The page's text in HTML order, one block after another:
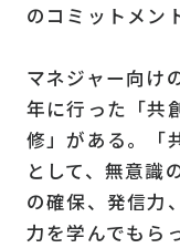
のコミットメン
マネジャー向け
年に行った「共
修」がある。「
として、無意識
の確保、発信力
力を学んでもら